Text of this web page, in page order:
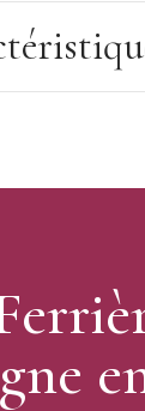
emporte pièce
en mm : 40 - 55
: plastique